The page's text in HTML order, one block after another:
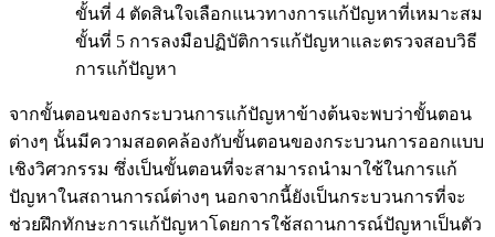
ขั้นที่ 4 ตัดสินใจเลือกแนวทางการแก้ปัญหาที่เหมาะสม
ขั้นที่ 5 การลงมือปฏิบัติการแก้ปัญหาและตรวจสอบวิธี
การแก้ปัญหา
จากขั้นตอนของกระบวนการแก้ปัญหาข้างต้นจะพบว่าขั้นตอน
ต่างๆ นั้นมีความสอดคล้องกับขั้นตอนของกระบวนการออกแบบ
เชิงวิศวกรรม ซึ่งเป็นขั้นตอนที่จะสามารถนำมาใช้ในการแก้
ปัญหาในสถานการณ์ต่างๆ นอกจากนี้ยังเป็นกระบวนการที่จะ
ช่วยฝึกทักษะการแก้ปัญหาโดยการใช้สถานการณ์ปัญหาเป็นตัว